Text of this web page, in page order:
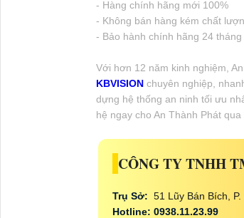
- Hàng chính hãng mới 100%
- Không bán hàng kém chất
- Bảo hành chính hãng 24 tháng
Với hơn 12 năm kinh nghiệm,
KBVISIONchuyên nghiệp,
dựng hệ thống an ninh tối ưu
hệ ngay cho An Thành Phát
CÔNG TY TNHH
Trụ Sở: 51 Lũy Bán Bích,
Hotline: 0938.11.23.99